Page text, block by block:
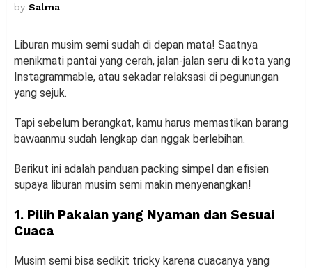
by Salma
Liburan musim semi sudah di depan mata! Saatnya
menikmati pantai yang cerah, jalan-jalan seru di kota yang
Instagrammable, atau sekadar relaksasi di pegunungan
yang sejuk.
Tapi sebelum berangkat, kamu harus memastikan barang
bawaanmu sudah lengkap dan nggak berlebihan.
Berikut ini adalah panduan packing simpel dan efisien
supaya liburan musim semi makin menyenangkan!
1. Pilih Pakaian yang Nyaman dan Sesuai
Cuaca
Musim semi bisa sedikit tricky karena cuacanya yang